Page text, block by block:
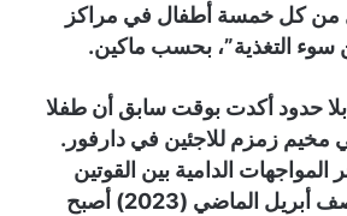
من كل خمسة أطفال في مراكز
سوء التغذية”، بحسب ماكين.
حدود أكدت بوقت سابق أن طفلا
زمزم للاجئين في دارفور.
المواجهات الدامية بين القوتين
العسكريتين في منتصف أبريل الماضي (2023) أصبح